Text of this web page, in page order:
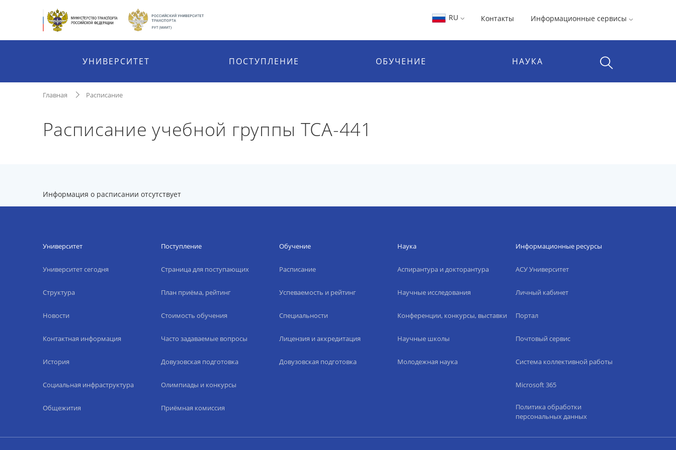
RU Контакты Информационные сервисы
УНИВЕРСИТЕТ ПОСТУПЛЕНИЕ ОБУЧЕНИЕ НАУКА
Главная Расписание
Расписание учебной группы ТСА-441
Информация о расписании отсутствует
Университет
Университет сегодня
Структура
Новости
Контактная информация
История
Социальная инфраструктура
Общежития
Поступление
Страница для поступающих
План приёма, рейтинг
Стоимость обучения
Часто задаваемые вопросы
Довузовская подготовка
Олимпиады и конкурсы
Приёмная комиссия
Обучение
Расписание
Успеваемость и рейтинг
Специальности
Лицензия и аккредитация
Довузовская подготовка
Наука
Аспирантура и докторантура
Научные исследования
Конференции, конкурсы, выставки
Научные школы
Молодежная наука
Информационные ресурсы
АСУ Университет
Личный кабинет
Портал
Почтовый сервис
Система коллективной работы
Microsoft 365
Политика обработки
персональных данных